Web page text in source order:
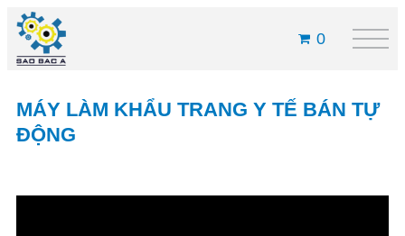
0
MÁY LÀM KHẨU TRANG Y TẾ BÁN TỰ
ĐỘNG